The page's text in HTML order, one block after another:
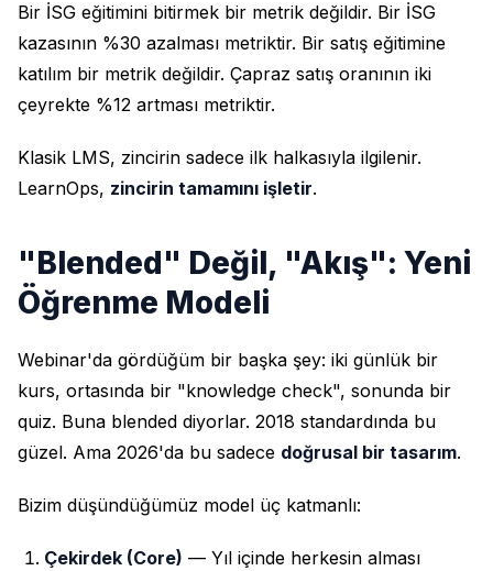
Bir İSG eğitimini bitirmek bir metrik değildir. Bir İSG
kazasının %30 azalması metriktir. Bir satış eğitimine
katılım bir metrik değildir. Çapraz satış oranının iki
çeyrekte %12 artması metriktir.
Klasik LMS, zincirin sadece ilk halkasıyla ilgilenir.
LearnOps, zincirin tamamını işletir.
"Blended" Değil, "Akış": Yeni
Öğrenme Modeli
Webinar'da gördüğüm bir başka şey: iki günlük bir
kurs, ortasında bir "knowledge check", sonunda bir
quiz. Buna blended diyorlar. 2018 standardında bu
güzel. Ama 2026'da bu sadece doğrusal bir tasarım.
Bizim düşündüğümüz model üç katmanlı:
Çekirdek (Core) — Yıl içinde herkesin alması